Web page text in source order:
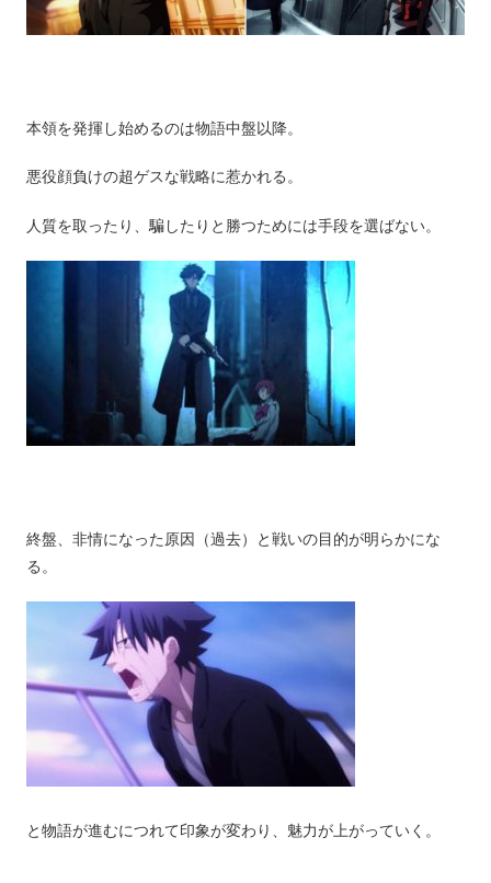
本領を発揮し始めるのは物語中盤以降。
悪役顔負けの超ゲスな戦略に惹かれる。
人質を取ったり、騙したりと勝つためには手段を選ばない。
終盤、非情になった原因（過去）と戦いの目的が明らかにな
る。
と物語が進むにつれて印象が変わり、魅力が上がっていく。